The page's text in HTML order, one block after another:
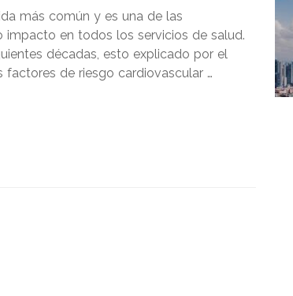
más común y es una de las
impacto en todos los servicios de salud.
décadas, esto explicado por el
de riesgo cardiovascular …